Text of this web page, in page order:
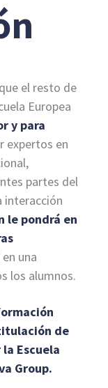
el resto de
Europea
y para
expertos en
partes del
interacción
le pondrá en
una
los alumnos.
de
Escuela
Group.